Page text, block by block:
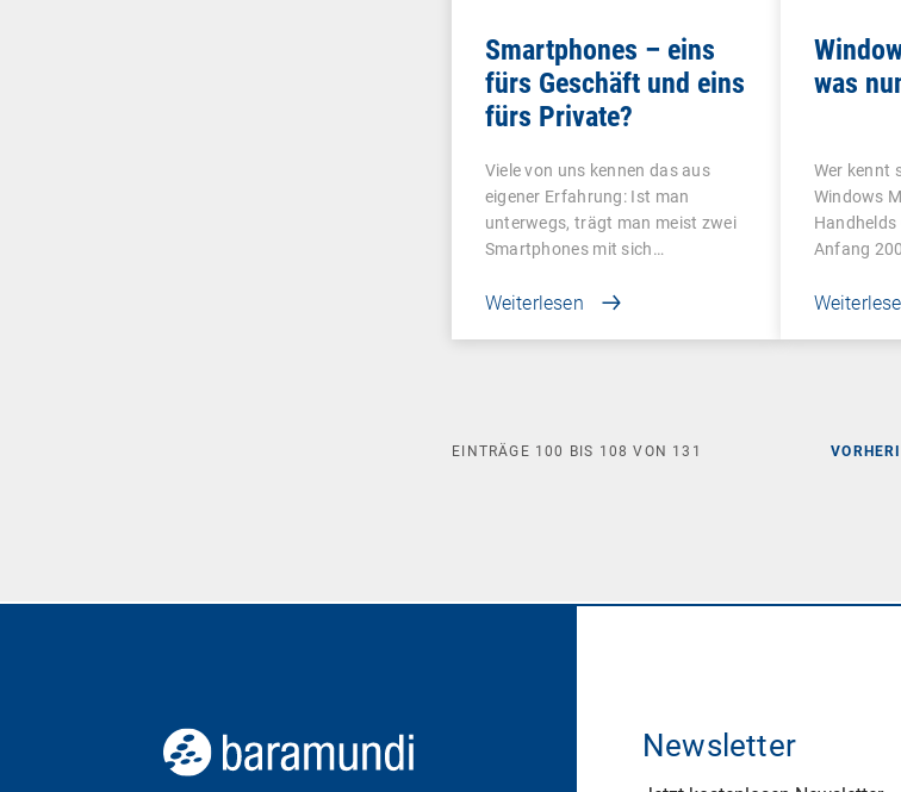
Smartphones – eins
fürs Geschäft und eins
fürs Private?
Viele von uns kennen das aus
eigener Erfahrung: Ist man
unterwegs, trägt man meist zwei
Smartphones mit sich…
Weiterlesen
was
Wer kennt
Windows
Handhelds
Anfang
EINTRÄGE 100 BIS 108 VON 131
Newsletter